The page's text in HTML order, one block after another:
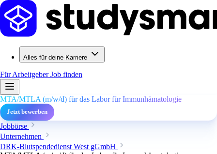
Alles für deine Karriere
Für ArbeitgeberJob finden
MTA/MTLA (m/w/d) für das Labor für Immunhämatologie
Jetzt bewerben
Jobbörse
Unternehmen
DRK-Blutspendedienst West gGmbH